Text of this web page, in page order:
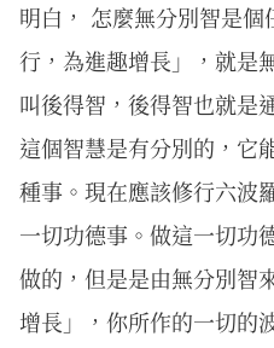
明白， 怎麼無分別智是
行，為進趣增長」，就是
叫後得智，後得智也就是
這個智慧是有分別的，它
種事。現在應該修行六波
一切功德事。做這一切功
做的，但是是由無分別智
增長」，你所作的一切的